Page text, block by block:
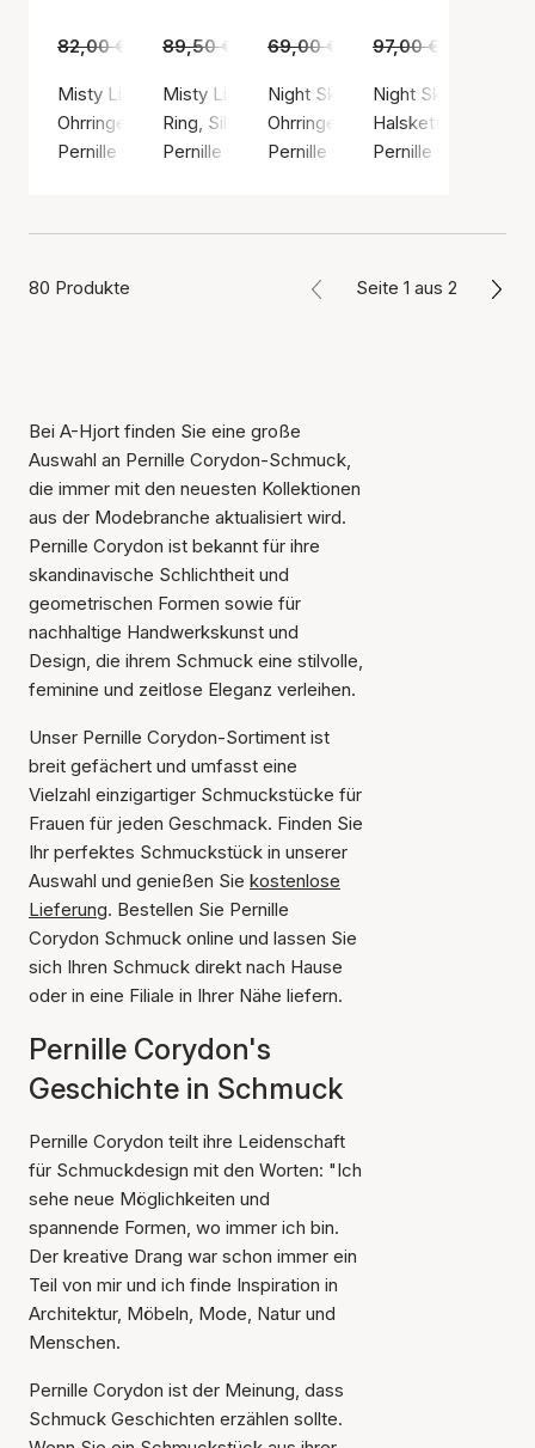
82,00 € 49,00 €
Misty Light Earrings
Ohrringe, Silberfarbe / Sterling Silber 925
Pernille Corydon
89,50 € 55,00 €
Misty Light Ring
Ring, Silberfarbe / Sterling Silber 925
Pernille Corydon
69,00 € 45,00 €
Night Sky Earrings
Ohrringe, Silberfarbe / Sterling
Pernille Corydon
97,00 €
Night Sky Necklace
Halskette,
Pernille Corydon
80 Produkte Seite 1 aus 2
Bei A-Hjort finden Sie eine große
Auswahl an Pernille Corydon-Schmuck,
die immer mit den neuesten Kollektionen
aus der Modebranche aktualisiert wird.
Pernille Corydon ist bekannt für ihre
skandinavische Schlichtheit und
geometrischen Formen sowie für
nachhaltige Handwerkskunst und
Design, die ihrem Schmuck eine stilvolle,
feminine und zeitlose Eleganz verleihen.
Unser Pernille Corydon-Sortiment ist
breit gefächert und umfasst eine
Vielzahl einzigartiger Schmuckstücke für
Frauen für jeden Geschmack. Finden Sie
Ihr perfektes Schmuckstück in unserer
Auswahl und genießen Sie kostenlose
Lieferung. Bestellen Sie Pernille
Corydon Schmuck online und lassen Sie
sich Ihren Schmuck direkt nach Hause
oder in eine Filiale in Ihrer Nähe liefern.
Pernille Corydon's
Geschichte in Schmuck
Pernille Corydon teilt ihre Leidenschaft
für Schmuckdesign mit den Worten: "Ich
sehe neue Möglichkeiten und
spannende Formen, wo immer ich bin.
Der kreative Drang war schon immer ein
Teil von mir und ich finde Inspiration in
Architektur, Möbeln, Mode, Natur und
Menschen.
Pernille Corydon ist der Meinung, dass
Schmuck Geschichten erzählen sollte.